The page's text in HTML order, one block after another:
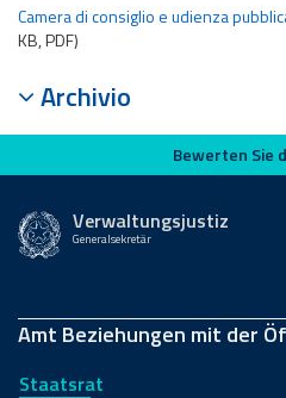
Camera di consiglio e udienza
KB, PDF)
Archivio
Bewerten SieBewerten Sie
Verwaltungsjustiz
Generalsekretär
Amt Beziehungen mit der
Staatsrat